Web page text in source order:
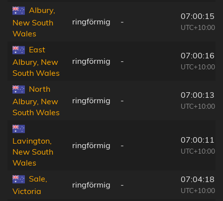
Albury,
New South
Wales
ringförmig -
07:00:15
UTC+10:00
East
Albury, New
South Wales
ringförmig -
07:00:16
UTC+10:00
North
Albury, New
South Wales
ringförmig -
07:00:13
UTC+10:00
Lavington,
New South
Wales
ringförmig -
07:00:11
UTC+10:00
Sale,
Victoria
ringförmig -
07:04:18
UTC+10:00